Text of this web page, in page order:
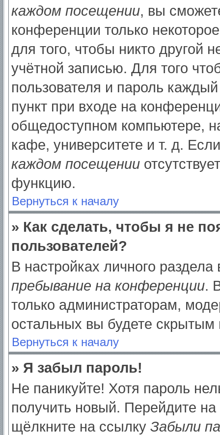
каждом посещении, вы
конференции только
для того, чтобы никто другой
учётной записью. Для того
пользователя и пароль
пункт при входе на
общедоступном компьютере,
кафе, университете и т. д.
каждом посещении
функцию.
Вернуться к началу
» Как сделать, чтобы я не
пользователей?
В настройках личного
пребывание на конференции.
только администраторам,
остальных вы будете скрытым
Вернуться к началу
» Я забыл пароль!
Не паникуйте! Хотя пароль
получить новый. Перейдите
щёлкните на ссылку Забыли